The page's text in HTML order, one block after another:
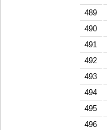
489
490
491
492
493
494
495
496